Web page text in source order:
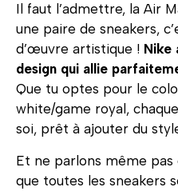
Il faut l’admettre, la Air
une paire de sneakers,
d’œuvre artistique ! Nike
design qui allie
Que tu optes pour le
white/game royal,
soi, prêt à ajouter du
Et ne parlons même pas
que toutes les sneakers